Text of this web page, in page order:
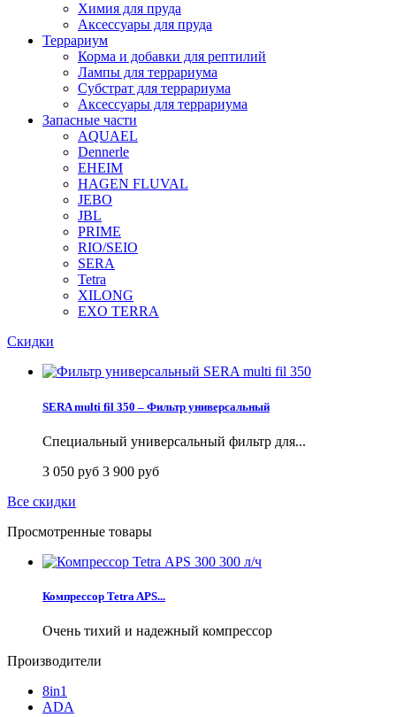
Химия для пруда
Аксессуары для пруда
Террариум
Корма и добавки для рептилий
Лампы для террариума
Субстрат для террариума
Аксессуары для террариума
Запасные части
AQUAEL
Dennerle
EHEIM
HAGEN FLUVAL
JEBO
JBL
PRIME
RIO/SEIO
SERA
Tetra
XILONG
EXO TERRA
Скидки
SERA multi fil 350 – Фильтр универсальный
Специальный универсальный фильтр для...
3 050 руб 3 900 руб
Все скидки
Просмотренные товары
Компрессор Tetra APS...
Очень тихий и надежный компрессор
Производители
8in1
ADA